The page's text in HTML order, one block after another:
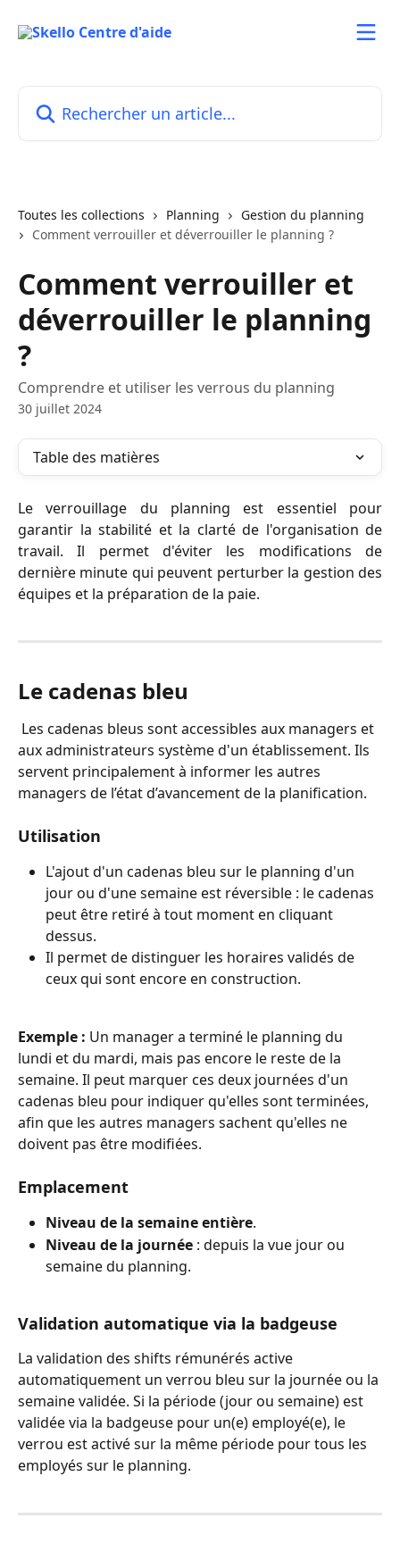
Toutes les collections Planning
Gestion du planning
Comment verrouiller et déverrouiller le planning ?
Comment verrouiller et
déverrouiller le planning
?
Comprendre et utiliser les verrous du planning
30 juillet 2024
Table des matières
Le verrouillage du planning est essentiel pour
garantir la stabilité et la clarté de l'organisation de
travail. Il permet d'éviter les modifications de
dernière minute qui peuvent perturber la gestion des
équipes et la préparation de la paie.
Le cadenas bleu
aux administrateurs système d'un établissement. Ils
servent principalement à informer les autres
managers de l’état d’avancement de la planification.
Utilisation
L'ajout d'un cadenas bleu sur le planning d'un
jour ou d'une semaine est réversible : le cadenas
peut être retiré à tout moment en cliquant
dessus.
Il permet de distinguer les horaires validés de
ceux qui sont encore en construction.
Exemple : Un manager a terminé le planning du
lundi et du mardi, mais pas encore le reste de la
semaine. Il peut marquer ces deux journées d'un
cadenas bleu pour indiquer qu'elles sont terminées,
afin que les autres managers sachent qu'elles ne
doivent pas être modifiées.
Emplacement
Niveau de la semaine entière.
Niveau de la journée : depuis la vue jour ou
semaine du planning.
Validation automatique via la badgeuse
La validation des shifts rémunérés active
automatiquement un verrou bleu sur la journée ou la
semaine validée. Si la période (jour ou semaine) est
validée via la badgeuse pour un(e) employé(e), le
verrou est activé sur la même période pour tous les
employés sur le planning.